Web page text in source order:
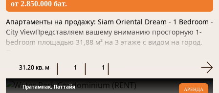
от 2.850.000 бат.
Апартаменты на продажу: Siam Oriental Dream - 1 Bedroom -
City ViewПредставляем вашему вниманию просторную 1-
bedroom площадью 31,88 м² на 3 этаже с видом на город.
31.20 кв. м 1 1
Пратамнак, Паттайя АРЕНДА